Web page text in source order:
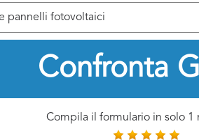
pannelli fotovoltaici
Confronta
Compila il formulario in solo 1